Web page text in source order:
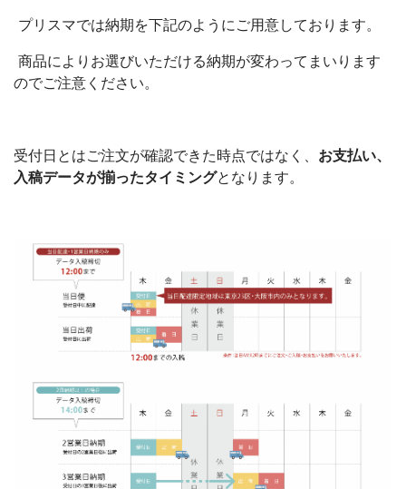
プリスマでは納期を下記のようにご用意しております。
商品によりお選びいただける納期が変わってまいります
のでご注意ください。
受付日とはご注文が確認できた時点ではなく、 お支払い、
入稿データが揃ったタイミングとなります。